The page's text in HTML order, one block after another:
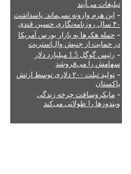
تبلیغات می‌آیند
- این هرم وارونه نمی‌ماند: پاسداشت
۴۰ سال روزنامه‌نگاری حسین قندی
- حمله هکرها به بازار بورس آمریکا
در حمایت از جنبش وال‌استریت
-
رئیس گوگل 1.5 میلیارد دلار
سهامش را می‌فروشد
-
تولید تبلت ۲۰۰ دلاری توسط ارتش
پاکستان
- مایکروسافت چرخه زندگی
ویندوزها را طولانی می‌کند